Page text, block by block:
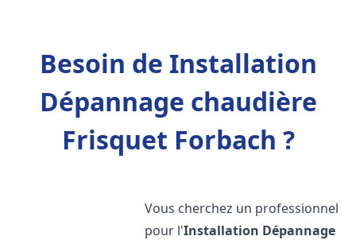
Besoin de Installation
Dépannage chaudière
Frisquet Forbach ?
Vous cherchez un professionnel
pour l'Installation Dépannage